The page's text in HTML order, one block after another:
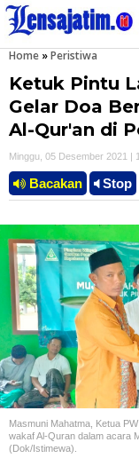
Home »Peristiwa
Ketuk Pintu
Gelar Doa
Al-Qur'an di
Minggu, 05 Desember 2021 |
Bacakan Stop
Masmuni Mahatma, Ketua
wakaf Al-Quran dalam acara
(Dok/Istimewa).